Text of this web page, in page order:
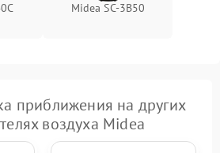
Midea SC-3B50
приближения на других
воздуха Midea